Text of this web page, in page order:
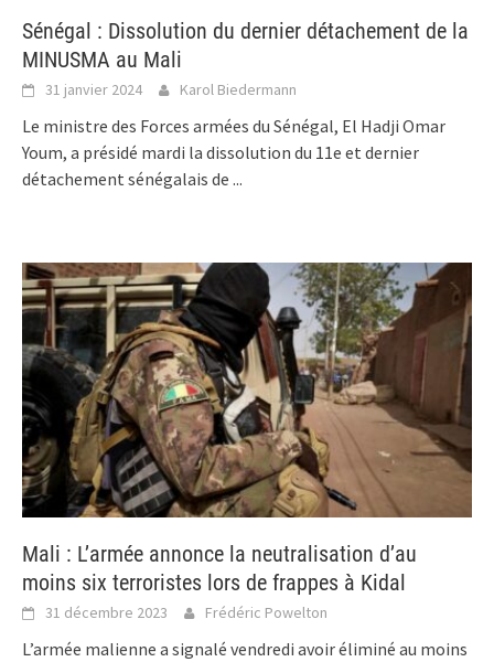
Sénégal : Dissolution du dernier détachement de la
MINUSMA au Mali
31 janvier 2024 Karol Biedermann
Le ministre des Forces armées du Sénégal, El Hadji Omar
Youm, a présidé mardi la dissolution du 11e et dernier
détachement sénégalais de ...
Mali : L’armée annonce la neutralisation d’au
moins six terroristes lors de frappes à Kidal
31 décembre 2023 Frédéric Powelton
L’armée malienne a signalé vendredi avoir éliminé au moins